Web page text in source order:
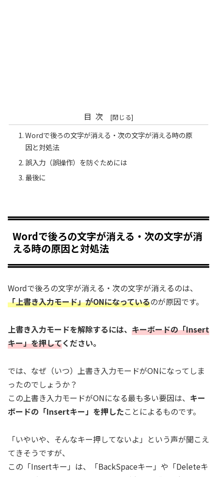
目次
Wordで後ろの文字が消える・次の文字が消える時の原
因と対処法
誤入力（誤操作）を防ぐためには
最後に
Wordで後ろの文字が消える・次の文字が消
える時の原因と対処法
Wordで後ろの文字が消える・次の文字が消えるのは、
「上書き入力モード」がONになっているのが原因です。
上書き入力モードを解除するには、 キーボードの「Insert
キー」を押してください。
では、なぜ（いつ）上書き入力モードがONになってしま
ったのでしょうか？
この上書き入力モードがONになる最も多い要因は、 キー
ボードの「Insertキー」を押したことによるものです。
「いやいや、そんなキー押してないよ」という声が聞こえ
てきそうですが、
この「Insertキー」は、「BackSpaceキー」や「Deleteキ